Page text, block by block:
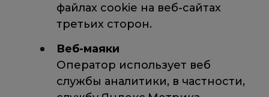
файлах cookie на веб-сайтах
третьих сторон.
Веб-маяки
Оператор использует веб
службы аналитики, в частности,